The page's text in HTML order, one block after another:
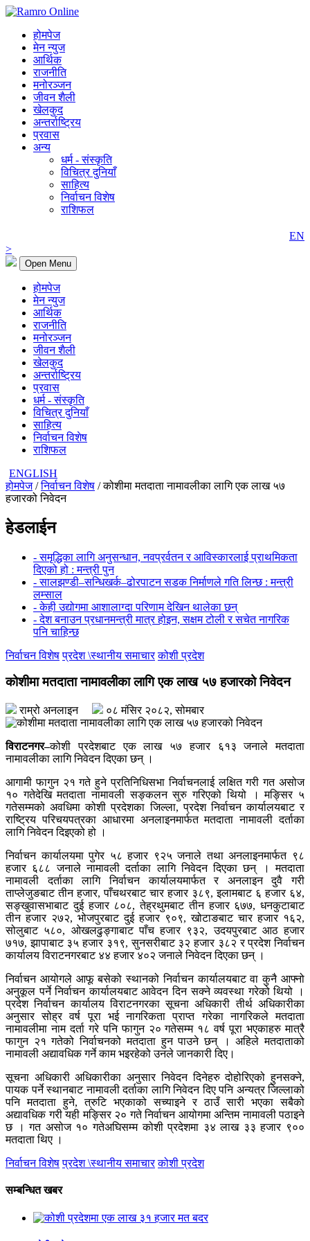
होमपेज
मेन न्युज
आर्थिक
राजनीति
मनोरञ्जन
जीवन शैली
खेलकुद
अन्तर्राष्ट्रिय
प्रवास
अन्य
धर्म - संस्कृति
विचित्र दुनियाँ
साहित्य
निर्वाचन विशेष
राशिफल
EN
>
Open Menu
होमपेज
मेन न्युज
आर्थिक
राजनीति
मनोरञ्जन
जीवन शैली
खेलकुद
अन्तर्राष्ट्रिय
प्रवास
धर्म - संस्कृति
विचित्र दुनियाँ
साहित्य
निर्वाचन विशेष
राशिफल
ENGLISH
होमपेज/निर्वाचन विशेष / कोशीमा मतदाता नामावलीका लागि एक लाख ५७
हजारको निवेदन
हेडलाईन
- समृद्धिका लागि अनुसन्धान, नवप्रर्वतन र आविस्कारलाई प्राथमिकता
दिएको हो : मन्त्री पुन
- सालझण्डी–सन्धिखर्क–ढोरपाटन सडक निर्माणले गति लिन्छ : मन्त्री
लम्साल
- केही उद्योगमा आशालाग्दा परिणाम देखिन थालेका छन्
- देश बनाउन प्रधानमन्त्री मात्र होइन, सक्षम टोली र सचेत नागरिक
पनि चाहिन्छ
निर्वाचन विशेष प्रदेश \स्थानीय समाचार कोशी प्रदेश
कोशीमा मतदाता नामावलीका लागि एक लाख ५७ हजारको निवेदन
राम्रो अनलाइन ०८ मंसिर २०८२, सोमबार
विराटनगर–कोशी प्रदेशबाट एक लाख ५७ हजार ६१३ जनाले मतदाता
नामावलीका लागि निवेदन दिएका छन् ।
आगामी फागुन २१ गते हुने प्रतिनिधिसभा निर्वाचनलाई लक्षित गरी गत असोज
१० गतेदेखि मतदाता नामावली सङ्कलन सुरु गरिएको थियो । मङ्सिर ५
गतेसम्मको अवधिमा कोशी प्रदेशका जिल्ला, प्रदेश निर्वाचन कार्यालयबाट र
राष्ट्रिय परिचयपत्रका आधारमा अनलाइनमार्फत मतदाता नामावली दर्ताका
लागि निवेदन दिइएको हो ।
निर्वाचन कार्यालयमा पुगेर ५८ हजार ९२५ जनाले तथा अनलाइनमार्फत ९८
हजार ६८८ जनाले नामावली दर्ताका लागि निवेदन दिएका छन् । मतदाता
नामावली दर्ताका लागि निर्वाचन कार्यालयमार्फत र अनलाइन दुवै गरी
ताप्लेजुङबाट तीन हजार, पाँचथरबाट चार हजार ३८९, इलामबाट ६ हजार ६४,
सङ्खुवासभाबाट दुई हजार ८०८, तेह्रथुमबाट तीन हजार ६७७, धनकुटाबाट
तीन हजार २७२, भोजपुरबाट दुई हजार ९०९, खोटाङबाट चार हजार १६२,
सोलुबाट ५८०, ओखलढुङ्गाबाट पाँच हजार ९३२, उदयपुरबाट आठ हजार
७१७, झापाबाट ३५ हजार ३१९, सुनसरीबाट ३२ हजार ३८२ र प्रदेश निर्वाचन
कार्यालय विराटनगरबाट ४४ हजार ४०२ जनाले निवेदन दिएका छन् ।
निर्वाचन आयोगले आफू बसेको स्थानको निर्वाचन कार्यालयबाट वा कुनै आफ्नो
अनुकूल पर्ने निर्वाचन कार्यालयबाट आवेदन दिन सक्ने व्यवस्था गरेको थियो ।
प्रदेश निर्वाचन कार्यालय विराटनगरका सूचना अधिकारी तीर्थ अधिकारीका
अनुसार सोह्र वर्ष पूरा भई नागरिकता प्राप्त गरेका नागरिकले मतदाता
नामावलीमा नाम दर्ता गरे पनि फागुन २० गतेसम्म १८ वर्ष पूरा भएकाहरु मात्रै
फागुन २१ गतेको निर्वाचनको मतदाता हुन पाउने छन् । अहिले मतदाताको
नामावली अद्यावधिक गर्ने काम भइरहेको उनले जानकारी दिए।
सूचना अधिकारी अधिकारीका अनुसार निवेदन दिनेहरु दोहोरिएको हुनसक्ने,
पायक पर्ने स्थानबाट नामावली दर्ताका लागि निवेदन दिए पनि अन्यत्र जिल्लाको
पनि मतदाता हुने, त्रुटि भएकाको सच्याइने र ठाउँ सारी भएका सबैको
अद्यावधिक गरी यही मङ्सिर २० गते निर्वाचन आयोगमा अन्तिम नामावली पठाइने
छ । गत असोज १० गतेअघिसम्म कोशी प्रदेशमा ३४ लाख ३३ हजार ९००
मतदाता थिए ।
निर्वाचन विशेष प्रदेश \स्थानीय समाचार कोशी प्रदेश
सम्बन्धित खबर